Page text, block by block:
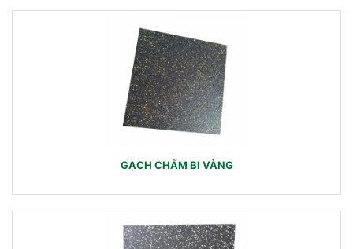
GẠCH CHẤM BI VÀNG